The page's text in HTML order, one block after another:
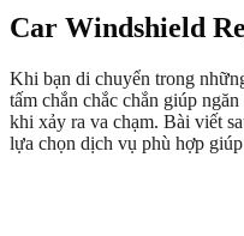
Car Windshield
Khi bạn di chuyển trong
tấm chắn chắc chắn giúp
khi xảy ra va chạm. Bài viết
lựa chọn dịch vụ phù hợp